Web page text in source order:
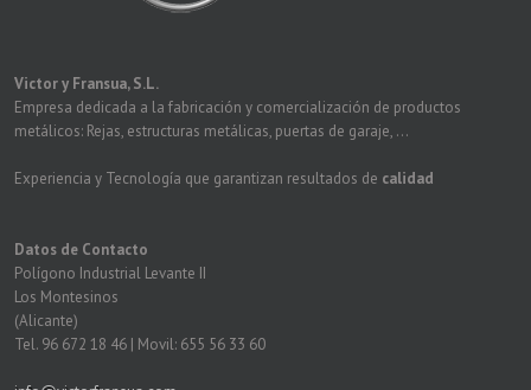
Victor y Fransua, S.L.
Empresa dedicada a la fabricación y comercialización de productos
metálicos: Rejas, estructuras metálicas, puertas de garaje, ...
Experiencia y Tecnología que garantizan resultados de calidad
Datos de Contacto
Polígono Industrial Levante II
Los Montesinos
(Alicante)
Tel. 96 672 18 46 | Movil: 655 56 33 60